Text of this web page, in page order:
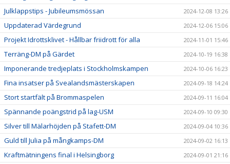
Julklappstips - Jubileumsmössan 2024-12-08 13:26
Uppdaterad Värdegrund 2024-12-06 15:06
Projekt Idrottsklivet - Hållbar friidrott för alla 2024-11-01 15:46
Terräng-DM på Gärdet 2024-10-19 16:38
Imponerande tredjeplats i Stockholmskampen 2024-10-06 16:23
Fina insatser på Svealandsmästerskapen 2024-09-18 14:24
Stort startfält på Brommaspelen 2024-09-11 16:04
Spännande poängstrid på lag-USM 2024-09-10 09:30
Silver till Mälarhöjden på Stafett-DM 2024-09-04 10:36
Guld till Julia på mångkamps-DM 2024-09-02 16:13
Kraftmätningens final i Helsingborg 2024-09-01 21:16